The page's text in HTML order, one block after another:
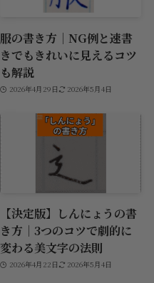
服の書き方｜NG例と速書
きでもきれいに見えるコツ
も解説
2026年4月29日 2026年5月4日
【決定版】しんにょうの書
き方｜3つのコツで劇的に
変わる美文字の法則
2026年4月22日 2026年5月4日